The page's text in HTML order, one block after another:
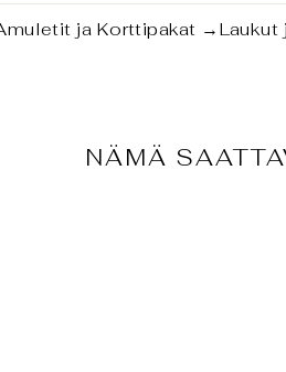
ja Korttipakat →Laukut
NÄMÄ